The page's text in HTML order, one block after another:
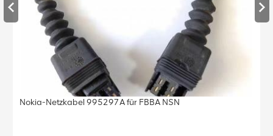
Nokia-Netzkabel 995297A für FBBA NSN